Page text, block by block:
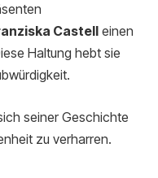
Castell
einen
Haltung hebt sie
seiner Geschichte
zu verharren.